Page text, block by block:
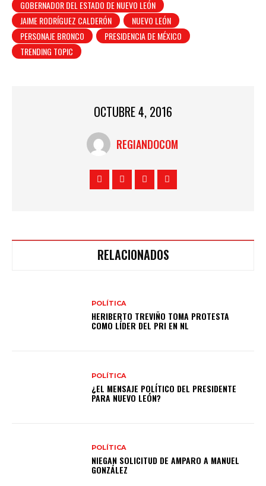
GOBERNADOR DEL ESTADO DE NUEVO LEÓN
JAIME RODRÍGUEZ CALDERÓN
NUEVO LEÓN
PERSONAJE BRONCO
PRESIDENCIA DE MÉXICO
TRENDING TOPIC
OCTUBRE 4, 2016
REGIANDOCOM
RELACIONADOS
POLÍTICA
HERIBERTO TREVIÑO TOMA PROTESTA
COMO LÍDER DEL PRI EN NL
POLÍTICA
¿EL MENSAJE POLÍTICO DEL PRESIDENTE
PARA NUEVO LEÓN?
POLÍTICA
NIEGAN SOLICITUD DE AMPARO A MANUEL
GONZÁLEZ